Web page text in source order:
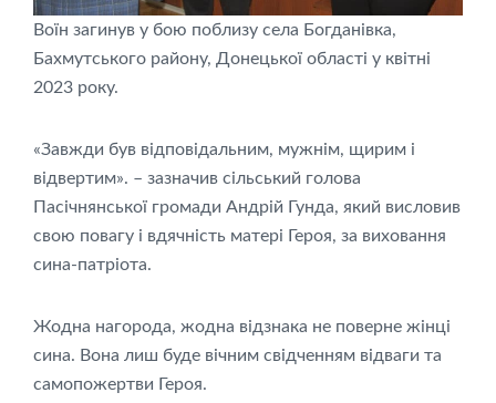
Воїн загинув у бою поблизу села Богданівка,
Бахмутського району, Донецької області у квітні
2023 року.
«Завжди був відповідальним, мужнім, щирим і
відвертим». – зазначив сільський голова
Пасічнянської громади Андрій Гунда, який висловив
свою повагу і вдячність матері Героя, за виховання
сина-патріота.
Жодна нагорода, жодна відзнака не поверне жінці
сина. Вона лиш буде вічним свідченням відваги та
самопожертви Героя.